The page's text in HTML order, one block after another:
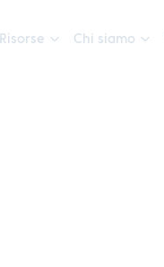
Risorse Chi siamo